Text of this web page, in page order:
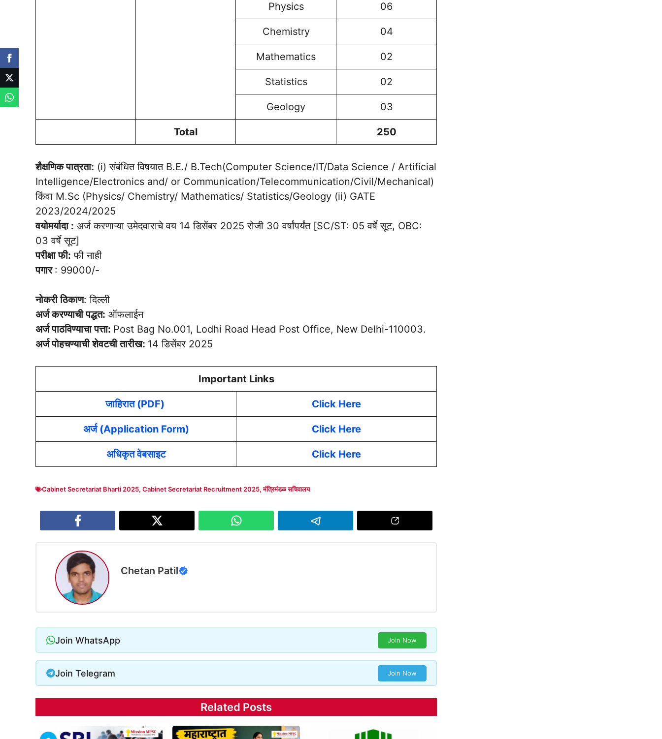
Physics 06
Chemistry 04
Mathematics 02
Statistics 02
Geology 03
Total 250
शैक्षणिक पात्रता: (i) संबंधित विषयात B.E./ B.Tech(Computer Science/IT/Data Science / Artificial
Intelligence/Electronics and/ or Communication/Telecommunication/Civil/Mechanical)
किंवा M.Sc (Physics/ Chemistry/ Mathematics/ Statistics/Geology (ii) GATE
2023/2024/2025
वयोमर्यादा : अर्ज करणाऱ्या उमेदवाराचे वय 14 डिसेंबर 2025 रोजी 30 वर्षांपर्यंत [SC/ST: 05 वर्षे सूट, OBC:
03 वर्षे सूट]
परीक्षा फी: फी नाही
पगार : 99000/-
नोकरी ठिकाण: दिल्ली
अर्ज करण्याची पद्धत: ऑफलाईन
अर्ज पाठविण्याचा पत्ता: Post Bag No.001, Lodhi Road Head Post Office, New Delhi-110003.
अर्ज पोहचण्याची शेवटची तारीख: 14 डिसेंबर 2025
Important Links
जाहिरात (PDF) Click Here
अर्ज (Application Form) Click Here
अधिकृत वेबसाइट Click Here
Cabinet Secretariat Bharti 2025, Cabinet Secretariat Recruitment 2025,मंत्रिमंडळ सचिवालय
Chetan Patil
Join WhatsApp Join Now
Join Telegram Join Now
Related Posts